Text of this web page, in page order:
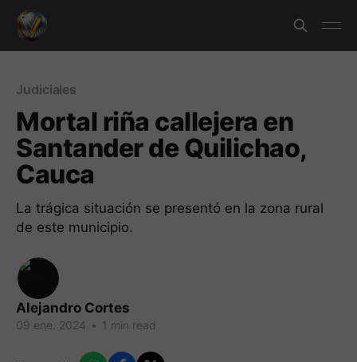
Judiciales
Mortal riña callejera en
Santander de Quilichao,
Cauca
La trágica situación se presentó en la zona rural
de este municipio.
Alejandro Cortes
09 ene. 2024 • 1 min read